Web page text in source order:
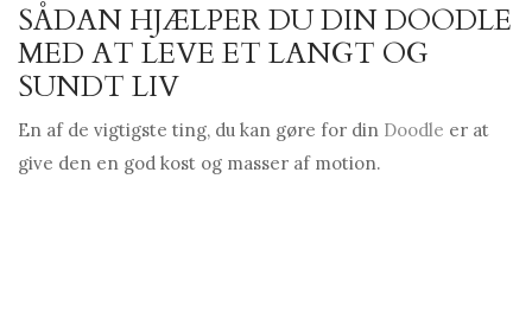
SÅDAN HJÆLPER DU DIN DOODLE
MED AT LEVE ET LANGT OG
SUNDT LIV
En af de vigtigste ting, du kan gøre for din Doodle er at
give den en god kost og masser af motion.